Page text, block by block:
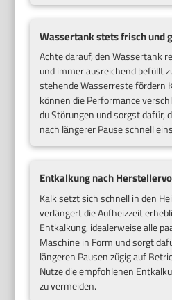
Wassertank stets frisch und
Achte darauf, den Wassertank
und immer ausreichend befüllt
stehende Wasserreste fördern
können die Performance
du Störungen und sorgst dafür,
nach längerer Pause schnell
Entkalkung nach
Kalk setzt sich schnell in den
verlängert die Aufheizzeit
Entkalkung, idealerweise alle
Maschine in Form und sorgt
längeren Pausen zügig auf
Nutze die empfohlenen
zu vermeiden.